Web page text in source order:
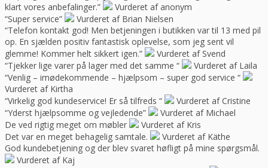
klart vores anbefalinger.”
Vurderet af anonym
“Super service”
Vurderet af Brian Nielsen
“Telefon kontakt god! Men betjeningen i butikken var til 13 med pil
op. En sjælden positiv fantastisk oplevelse, som jeg sent vil
glemme! Kommer helt sikkert igen.”
Vurderet af Svend
“Tjekker lige varer på lager med det samme “
Vurderet af Laila
“Venlig – imødekommende – hjælpsom – super god service “
Vurderet af Kirtha
“Virkelig god kundeservice! Er så tilfreds “
Vurderet af Cristine
“Yderst hjælpsomme og vejledende”
Vurderet af Michael
De ved rigtig meget om møbler
Vurderet af Kris
Det var en meget behagelig samtale.
Vurderet af Käthe
God kundebetjening og der blev svaret høfligt på mine spørgsmål.
Vurderet af Kaj